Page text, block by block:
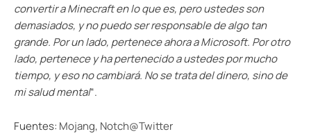
convertir a Minecraft en lo que es, pero ustedes son
demasiados, y no puedo ser responsable de algo tan
grande. Por un lado, pertenece ahora a Microsoft. Por otro
lado, pertenece y ha pertenecido a ustedes por mucho
tiempo, y eso no cambiará. No se trata del dinero, sino de
mi salud mental“.
Fuentes: Mojang, Notch@Twitter